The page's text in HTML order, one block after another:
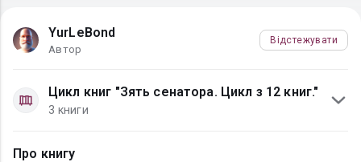
YurLeBond
Автор
Відстежувати
Цикл книг "Зять сенатора. Цикл з 12 книг."
3 книги
Про книгу